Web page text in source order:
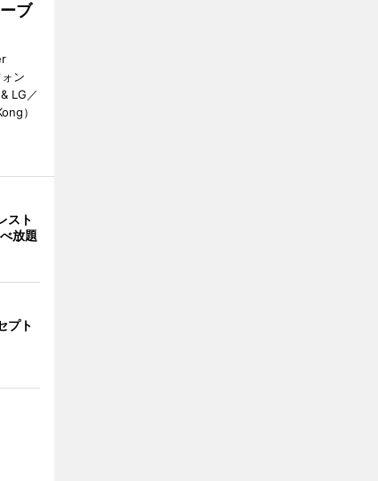
ブ
ン
LG／
）
スト
放題
プト